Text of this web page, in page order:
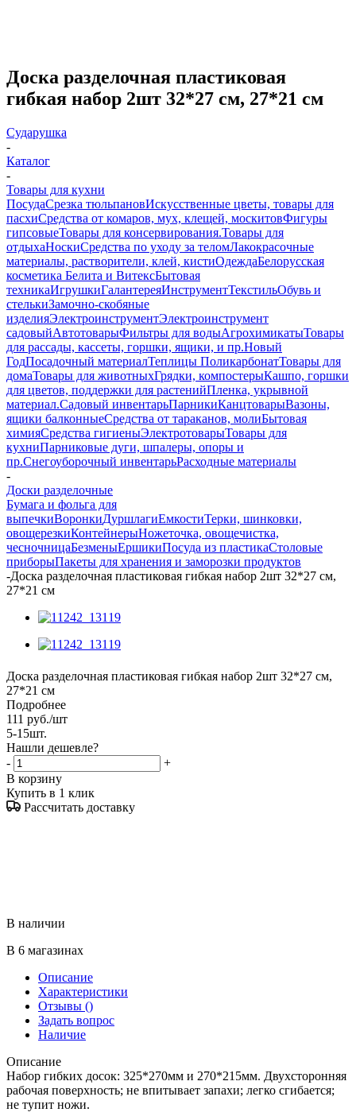
Доска разделочная пластиковая
гибкая набор 2шт 32*27 см, 27*21 см
Сударушка
-
Каталог
-
Товары для кухни
ПосудаСрезка тюльпановИскусственные цветы, товары для
пасхиСредства от комаров, мух, клещей, москитовФигуры
гипсовыеТовары для консервирования.Товары для
отдыхаНоскиСредства по уходу за теломЛакокрасочные
материалы, растворители, клей, кистиОдеждаБелорусская
косметика Белита и ВитексБытовая
техникаИгрушкиГалантереяИнструментТекстильОбувь и
стелькиЗамочно-скобяные
изделияЭлектроинструментЭлектроинструмент
садовыйАвтотоварыФильтры для водыАгрохимикатыТовары
для рассады, кассеты, горшки, ящики, и пр.Новый
ГодПосадочный материалТеплицы ПоликарбонатТовары для
домаТовары для животныхГрядки, компостерыКашпо, горшки
для цветов, поддержки для растенийПленка, укрывной
материал.Садовый инвентарьПарникиКанцтоварыВазоны,
ящики балконныеСредства от тараканов, молиБытовая
химияСредства гигиеныЭлектротоварыТовары для
кухниПарниковые дуги, шпалеры, опоры и
пр.Снегоуборочный инвентарьРасходные материалы
-
Доски разделочные
Бумага и фольга для
выпечкиВоронкиДуршлагиЕмкостиТерки, шинковки,
овощерезкиКонтейнерыНожеточка, овощечистка,
чесночницаБезменыЕршикиПосуда из пластикаСтоловые
приборыПакеты для хранения и заморозки продуктов
-Доска разделочная пластиковая гибкая набор 2шт 32*27 см,
27*21 см
Доска разделочная пластиковая гибкая набор 2шт 32*27 см,
27*21 см
Подробнее
111 руб./шт
5-15шт.
Нашли дешевле?
-
+
В корзину
Купить в 1 клик
Рассчитать доставку
В наличии
В 6 магазинах
Описание
Характеристики
Отзывы ()
Задать вопрос
Наличие
Описание
Набор гибких досок: 325*270мм и 270*215мм. Двухсторонняя
рабочая поверхность; не впитывает запахи; легко сгибается;
не тупит ножи.